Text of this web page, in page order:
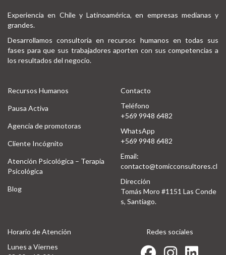
Experiencia en Chile y Latinoamérica, en empresas medianas y
grandes.
Desarrollamos consultoría en recursos humanos en todas sus
fases para que sus trabajadores aporten con sus competencias a
los resultados del negocio.
Recursos Humanos
Pausa Activa
Agencia de promotoras
Cliente Incógnito
Atención Psicológica – Terapia
Psicológica
Blog
Contacto
Teléfono
+569 9948 6482
WhatsApp
+569 9948 6482
Email:
contacto@tomicconsultores.cl
Dirección
Tomás Moro #1151 Las Conde
s, Santiago.
Horario de Atención
Lunes a Viernes
Redes sociales